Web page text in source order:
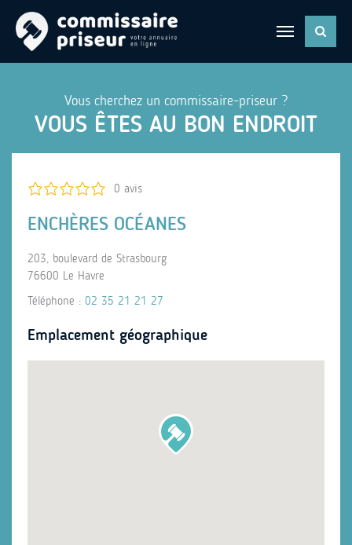
Vous cherchez un commissaire-priseur ?
VOUS ÊTES AU BON ENDROIT
0 avis
ENCHÈRES OCÉANES
203, boulevard de Strasbourg
76600 Le Havre
Téléphone : 02 35 21 21 27
Emplacement géographique